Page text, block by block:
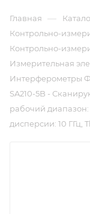
Главная —
Контрольно-
Контрольно-
Измерительная
Интерферометры
SA210-5B -
рабочий диапазон:
дисперсии: 10 ГГц,